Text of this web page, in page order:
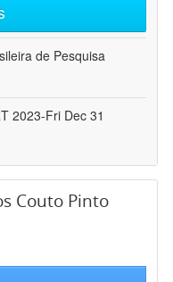
de Pesquisa
2023-Fri Dec 31
Couto Pinto